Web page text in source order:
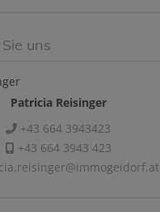
uns
Patricia Reisinger
+43 664 3943423
+43 664 3943 423